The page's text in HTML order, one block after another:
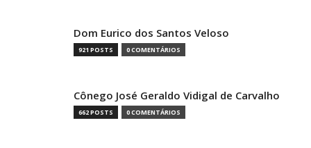
Dom Eurico dos Santos Veloso
921 POSTS 0 COMENTÁRIOS
Cônego José Geraldo Vidigal de Carvalho
662 POSTS 0 COMENTÁRIOS